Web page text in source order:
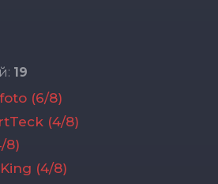
19
(6/8)
(4/8)
8)
(4/8)